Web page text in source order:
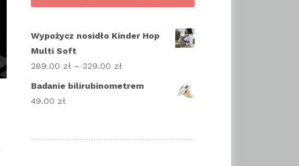
Wypożycz nosidło Kinder Hop
Multi Soft
289.00 zł – 329.00 zł
329.00 zł
Badanie bilirubinometrem
49.00 zł